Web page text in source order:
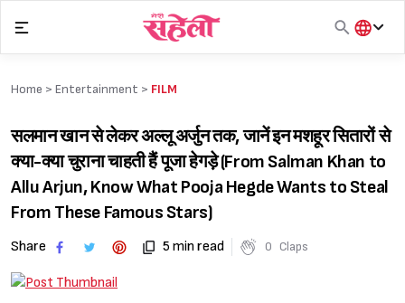
content
हिंदी
Home > Entertainment > FILM
सलमान खान से लेकर अल्लू अर्जुन तक, जानें इन मशहूर सितारों से
क्या-क्या चुराना चाहती हैं पूजा हेगड़े (From Salman Khan to
Allu Arjun, Know What Pooja Hegde Wants to Steal
From These Famous Stars)
Share 5 min read 0 Claps